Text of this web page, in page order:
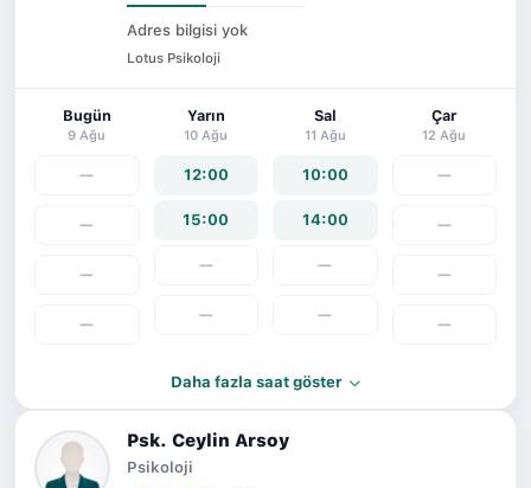
Adres bilgisi yok
Lotus Psikoloji
Bugün
9 Ağu
—
—
—
—
Yarın
10 Ağu
12:00
15:00
—
—
Sal
11 Ağu
10:00
14:00
—
—
Çar
12 Ağu
—
—
—
—
Daha fazla saat göster
Psk. Ceylin Arsoy
Psikoloji